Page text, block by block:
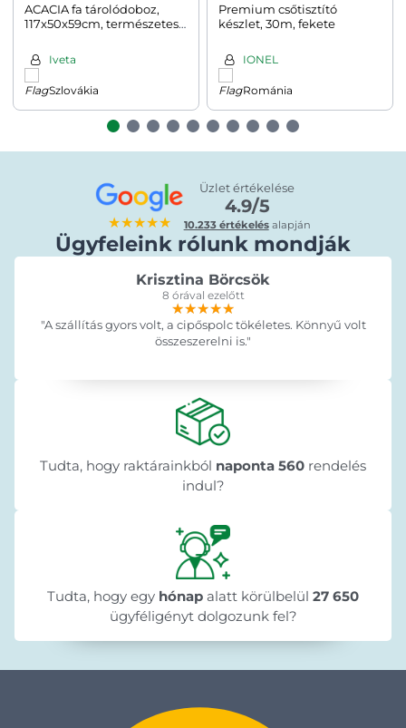
ACACIA fa tárolódoboz,
117x50x59cm, természetes
Iveta
Szlovákia
Premium csőtisztító
készlet, 30m, fekete
IONEL
Románia
★★★★★
Üzlet értékelése
4.9/5
10.233 értékelésalapján
Ügyfeleink rólunk mondják
Krisztina Börcsök
8 órával ezelőtt
★★★★★
★★★★★
★★★★★
"A szállítás gyors volt, a cipőspolc tökéletes. Könnyű volt
összeszerelni is."
Tudta, hogy raktárainkból naponta 560 rendelés
indul?
Tudta, hogy egy hónap alatt körülbelül 27 650
ügyféligényt dolgozunk fel?